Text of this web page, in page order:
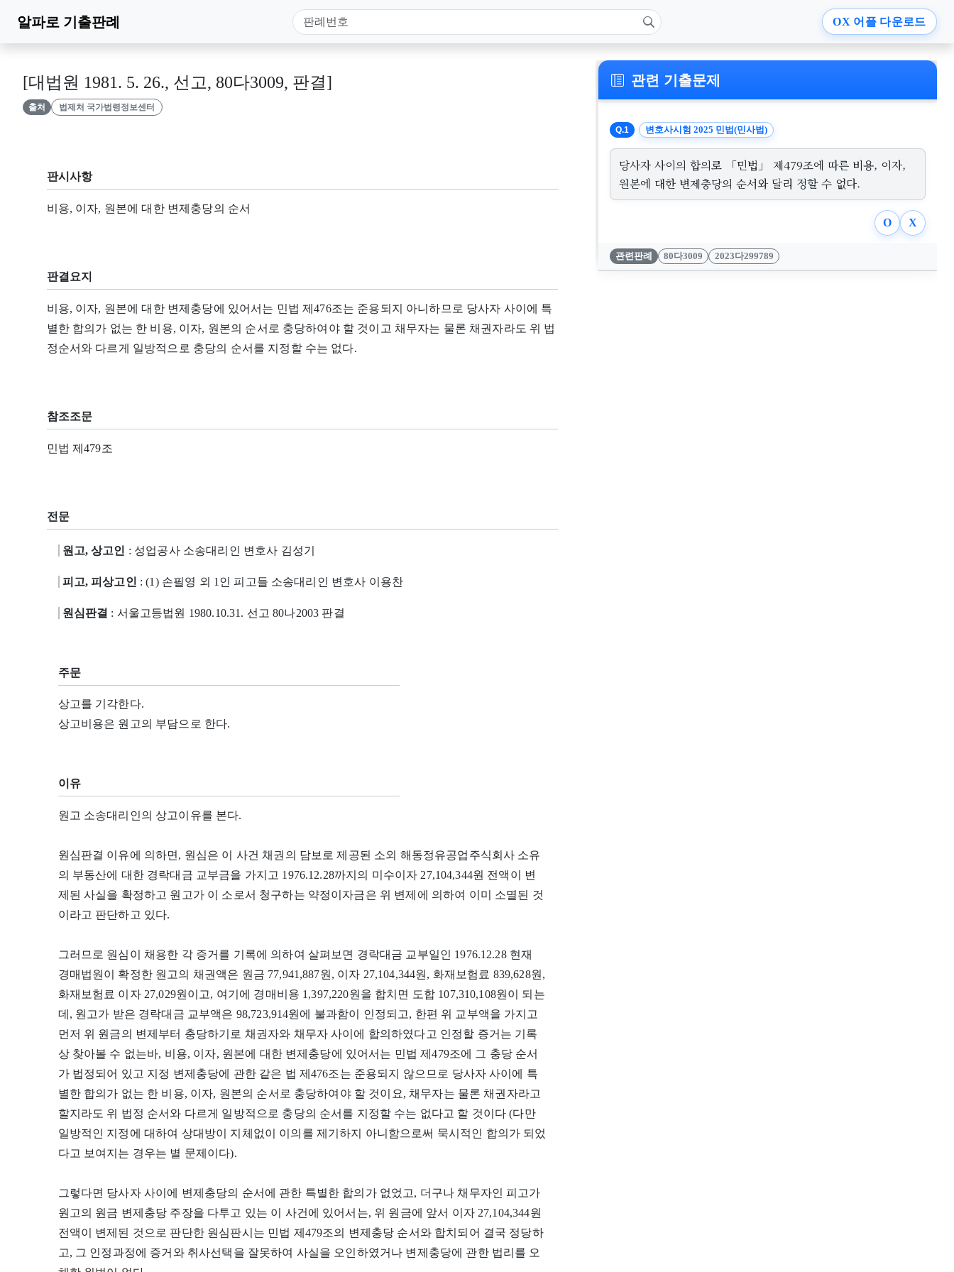
알파로 기출판례 OX 어플 다운로드
[대법원 1981. 5. 26., 선고, 80다3009, 판결]
출처 법제처 국가법령정보센터
판시사항
비용, 이자, 원본에 대한 변제충당의 순서
판결요지
비용, 이자, 원본에 대한 변제충당에 있어서는 민법 제476조는 준용되지 아니하므로 당사자 사이에 특
별한 합의가 없는 한 비용, 이자, 원본의 순서로 충당하여야 할 것이고 채무자는 물론 채권자라도 위 법
정순서와 다르게 일방적으로 충당의 순서를 지정할 수는 없다.
참조조문
민법 제479조
전문
원고, 상고인 : 성업공사 소송대리인 변호사 김성기
피고, 피상고인 : (1) 손필영 외 1인 피고들 소송대리인 변호사 이용찬
원심판결 : 서울고등법원 1980.10.31. 선고 80나2003 판결
주문
상고를 기각한다.
상고비용은 원고의 부담으로 한다.
이유
원고 소송대리인의 상고이유를 본다.
원심판결 이유에 의하면, 원심은 이 사건 채권의 담보로 제공된 소외 해동정유공업주식회사 소유
의 부동산에 대한 경락대금 교부금을 가지고 1976.12.28까지의 미수이자 27,104,344원 전액이 변
제된 사실을 확정하고 원고가 이 소로서 청구하는 약정이자금은 위 변제에 의하여 이미 소멸된 것
이라고 판단하고 있다.
그러므로 원심이 채용한 각 증거를 기록에 의하여 살펴보면 경락대금 교부일인 1976.12.28 현재
경매법원이 확정한 원고의 채권액은 원금 77,941,887원, 이자 27,104,344원, 화재보험료 839,628원,
화재보험료 이자 27,029원이고, 여기에 경매비용 1,397,220원을 합치면 도합 107,310,108원이 되는
데, 원고가 받은 경락대금 교부액은 98,723,914원에 불과함이 인정되고, 한편 위 교부액을 가지고
먼저 위 원금의 변제부터 충당하기로 채권자와 채무자 사이에 합의하였다고 인정할 증거는 기록
상 찾아볼 수 없는바, 비용, 이자, 원본에 대한 변제충당에 있어서는 민법 제479조에 그 충당 순서
가 법정되어 있고 지정 변제충당에 관한 같은 법 제476조는 준용되지 않으므로 당사자 사이에 특
별한 합의가 없는 한 비용, 이자, 원본의 순서로 충당하여야 할 것이요, 채무자는 물론 채권자라고
할지라도 위 법정 순서와 다르게 일방적으로 충당의 순서를 지정할 수는 없다고 할 것이다 (다만
일방적인 지정에 대하여 상대방이 지체없이 이의를 제기하지 아니함으로써 묵시적인 합의가 되었
다고 보여지는 경우는 별 문제이다).
그렇다면 당사자 사이에 변제충당의 순서에 관한 특별한 합의가 없었고, 더구나 채무자인 피고가
원고의 원금 변제충당 주장을 다투고 있는 이 사건에 있어서는, 위 원금에 앞서 이자 27,104,344원
전액이 변제된 것으로 판단한 원심판시는 민법 제479조의 변제충당 순서와 합치되어 결국 정당하
고, 그 인정과정에 증거와 취사선택을 잘못하여 사실을 오인하였거나 변제충당에 관한 법리를 오
관련 기출문제
Q.1 변호사시험 2025 민법(민사법)
당사자 사이의 합의로 「민법」 제479조에 따른 비용, 이자,
원본에 대한 변제충당의 순서와 달리 정할 수 없다.
O X
관련판례 80다3009 2023다299789